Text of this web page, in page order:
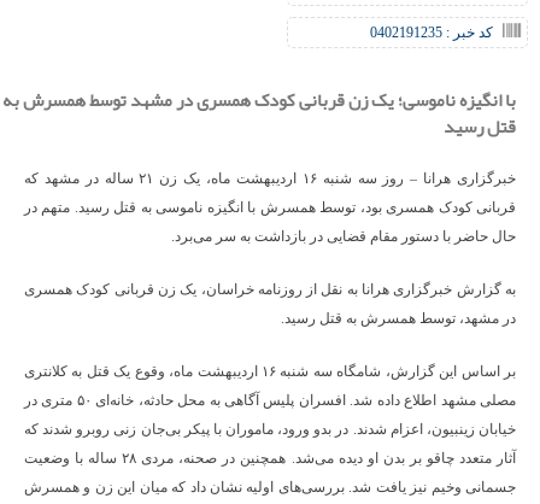
کد خبر : 0402191235
با انگیزه ناموسی؛ یک زن قربانی کودک همسری در مشهد توسط همسرش به
قتل رسید
خبرگزاری هرانا – روز سه شنبه ۱۶ اردیبهشت ماه، یک زن ۲۱ ساله در مشهد که
قربانی کودک همسری بود، توسط همسرش با انگیزه‌ ناموسی به قتل رسید. متهم در
حال حاضر با دستور مقام قضایی در بازداشت به سر می‌برد.
به گزارش خبرگزاری هرانا به نقل از روزنامه خراسان، یک زن قربانی کودک همسری
در مشهد، توسط همسرش به قتل رسید.
بر اساس این گزارش، شامگاه سه شنبه ۱۶ اردیبهشت ماه، وقوع یک قتل به کلانتری
مصلی مشهد اطلاع داده شد. افسران پلیس آگاهی به محل حادثه، خانه‌ای ۵۰ متری در
خیابان زینبیون، اعزام شدند. در بدو ورود، ماموران با پیکر بی‌جان زنی روبرو شدند که
آثار متعدد چاقو بر بدن او دیده می‌شد. همچنین در صحنه، مردی ۲۸ ساله با وضعیت
جسمانی وخیم نیز یافت شد. بررسی‌های اولیه نشان داد که میان این زن و همسرش